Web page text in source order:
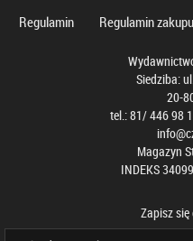
Regulamin Regulamin
Siedziba:
20-
tel.: 81/ 446 98
Magazyn
INDEKS
Zapisz